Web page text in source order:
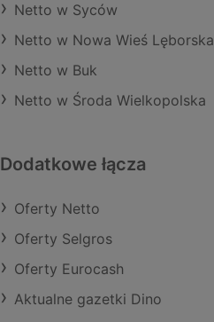
Netto w Syców
Netto w Nowa Wieś Lęborska
Netto w Buk
Netto w Środa Wielkopolska
Dodatkowe łącza
Oferty Netto
Oferty Selgros
Oferty Eurocash
Aktualne gazetki Dino